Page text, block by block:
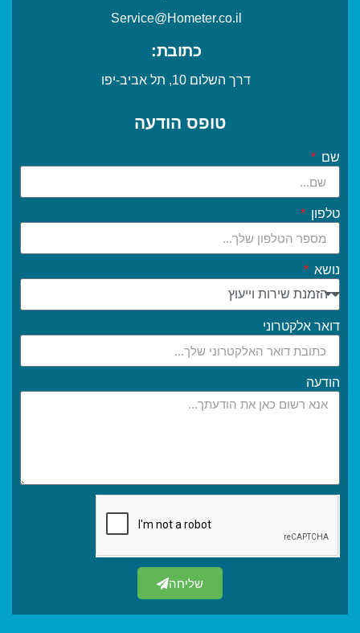
Service@Hometer.co.il
כתובת:
דרך השלום 10, תל אביב-יפו
טופס הודעה
שם
טלפון
נושא
דואר אלקטרוני
הודעה
שליחה